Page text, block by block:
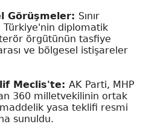
Görüşmeler: Sınır
diplomatik
örgütünün tasfiye
ve bölgesel istişareler
Meclis'te: AK Parti, MHP
360 milletvekilinin ortak
yasa teklifi resmi
sunuldu.